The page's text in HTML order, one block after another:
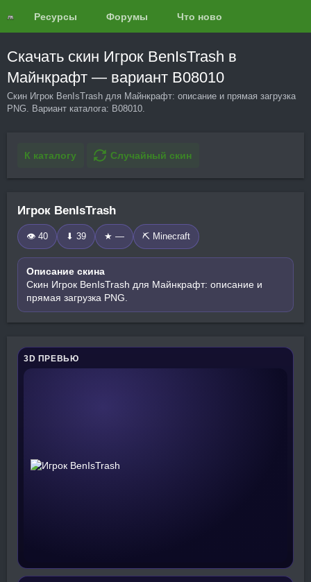
Ресурсы Форумы Что нового?
Скачать скин Игрок BenIsTrash в
Майнкрафт — вариант B08010
Скин Игрок BenIsTrash для Майнкрафт: описание и прямая загрузка
PNG. Вариант каталога: B08010.
К каталогу Случайный скин
Игрок BenIsTrash
👁 40 ⬇ 39 ★ — ⛏️ Minecraft
Описание скина
Скин Игрок BenIsTrash для Майнкрафт: описание и
прямая загрузка PNG.
3D ПРЕВЬЮ